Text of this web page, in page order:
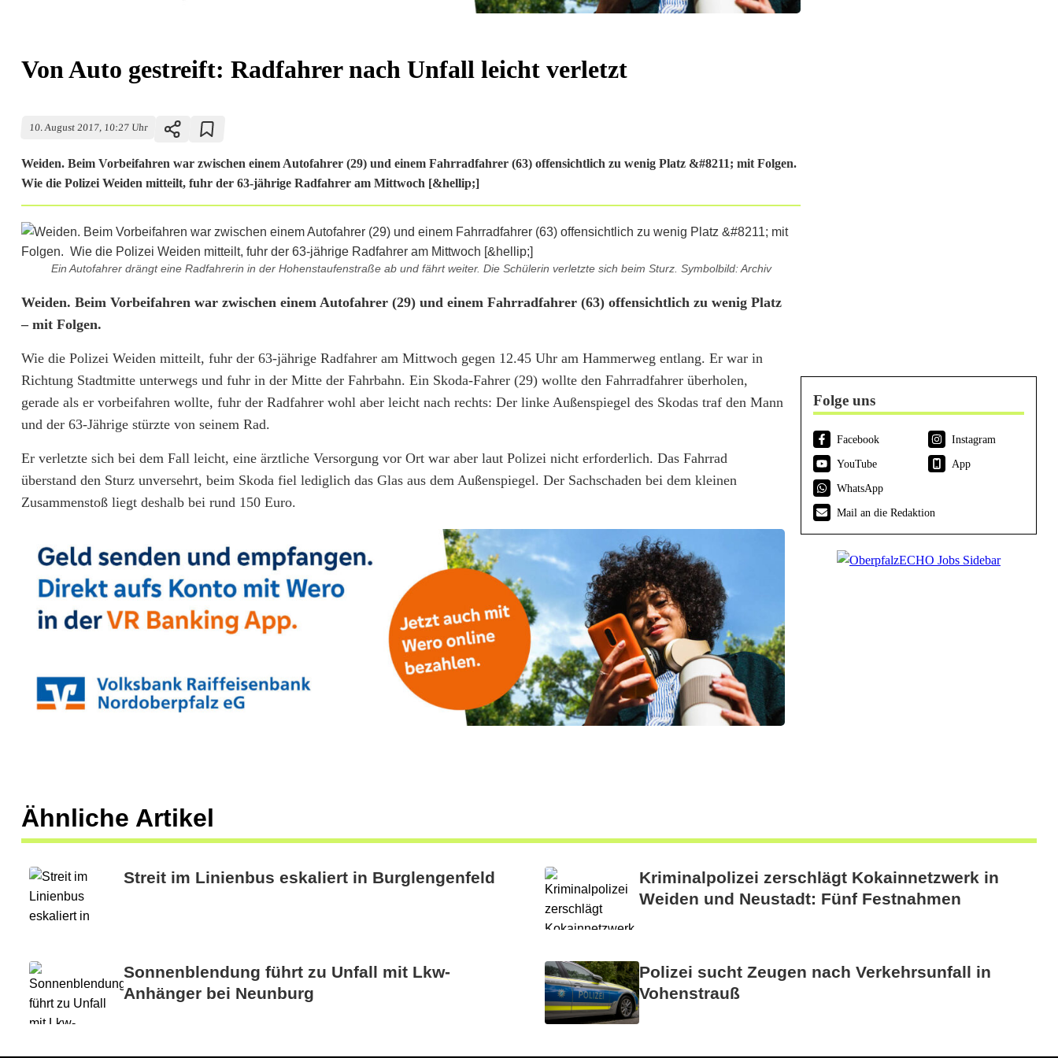
Von Auto gestreift: Radfahrer nach Unfall leicht verletzt
10. August 2017, 10:27 Uhr
Weiden. Beim Vorbeifahren war zwischen einem Autofahrer (29) und einem Fahrradfahrer (63) offensichtlich zu wenig Platz &#8211; mit Folgen.
Wie die Polizei Weiden mitteilt, fuhr der 63-jährige Radfahrer am Mittwoch [&hellip;]
Ein Autofahrer drängt eine Radfahrerin in der Hohenstaufenstraße ab und fährt weiter. Die Schülerin verletzte sich beim Sturz. Symbolbild: Archiv
V
n
A
u
t
o
g
R
a
d
h
e
r
Weiden. Beim Vorbeifahren war zwischen einem Autofahrer (29) und einem Fahrradfahrer (63) offensichtlich zu wenig Platz
– mit Folgen.
Wie die Polizei Weiden mitteilt, fuhr der 63-jährige Radfahrer am Mittwoch gegen 12.45 Uhr am Hammerweg entlang. Er war in
Richtung Stadtmitte unterwegs und fuhr in der Mitte der Fahrbahn. Ein Skoda-Fahrer (29) wollte den Fahrradfahrer überholen,
gerade als er vorbeifahren wollte, fuhr der Radfahrer wohl aber leicht nach rechts: Der linke Außenspiegel des Skodas traf den Mann
und der 63-Jährige stürzte von seinem Rad.
Er verletzte sich bei dem Fall leicht, eine ärztliche Versorgung vor Ort war aber laut Polizei nicht erforderlich. Das Fahrrad
überstand den Sturz unversehrt, beim Skoda fiel lediglich das Glas aus dem Außenspiegel. Der Sachschaden bei dem kleinen
Zusammenstoß liegt deshalb bei rund 150 Euro.
Folge uns
Facebook
Instagram
YouTube
App
WhatsApp
Mail an die Redaktion
Ähnliche Artikel
Streit im Linienbus eskaliert in Burglengenfeld
Kriminalpolizei zerschlägt Kokainnetzwerk in
Weiden und Neustadt: Fünf Festnahmen
Sonnenblendung führt zu Unfall mit Lkw-
Anhänger bei Neunburg
Polizei sucht Zeugen nach Verkehrsunfall in
Vohenstrauß